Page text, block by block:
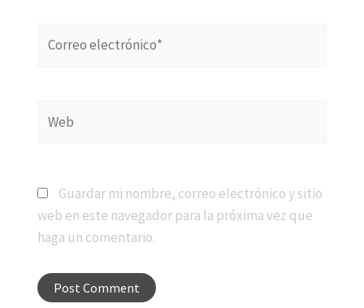
electrónico*
Guardar mi nombre, correo electrónico y sitio
web en este navegador para la próxima vez que
haga un comentario.